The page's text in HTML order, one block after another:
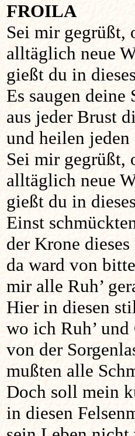
FROILA
Sei mir gegrüßt,
alltäglich neue
gießt du in
Es saugen deine
aus jeder Brust
und heilen jeden
Sei mir gegrüßt,
alltäglich neue
gießt du in
Einst
der Krone
da ward von
mir alle Ruh’
Hier in diesen
wo ich Ruh’
von der
mußten alle
Doch soll mein
in diesen